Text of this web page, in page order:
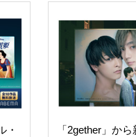
・
「2gether」か